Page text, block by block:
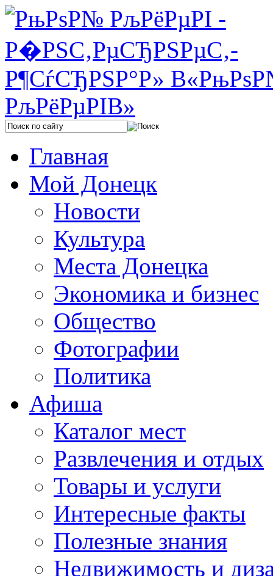
Главная
Мой Донецк
Новости
Культура
Места Донецка
Экономика и бизнес
Общество
Фотографии
Политика
Афиша
Каталог мест
Развлечения и отдых
Товары и услуги
Интересные факты
Полезные знания
Недвижимость и